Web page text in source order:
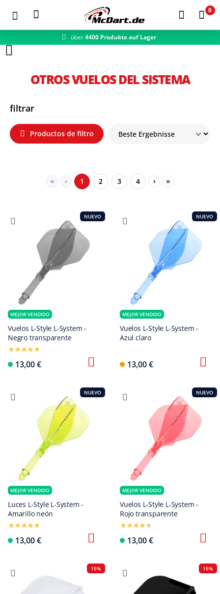
Zum Hauptinhalt springen
0
über4400 Produkte auf Lager
OTROS VUELOS DEL SISTEMA
filtrar
Productos de filtro
Seite
1 Seite
2 Seite
3 Seite
4
NUEVO
MEJOR VENDIDO
Vuelos L-Style L-System -
Negro transparente
13,00 €
NUEVO
MEJOR VENDIDO
Vuelos L-Style L-System -
Azul claro
13,00 €
NUEVO
MEJOR VENDIDO
Luces L-Style L-System -
Amarillo neón
13,00 €
NUEVO
MEJOR VENDIDO
Vuelos L-Style L-System -
Rojo transparente
13,00 €
15% 15%